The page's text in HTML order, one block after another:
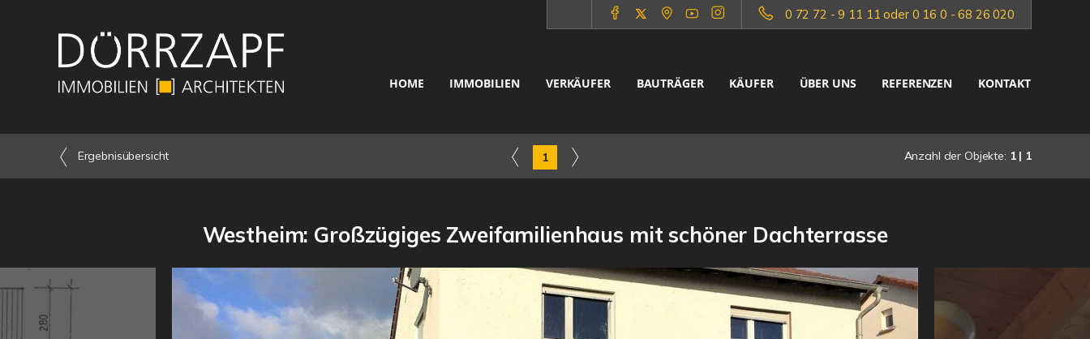
0 72 72 - 9 11 11 oder 0 16 0 - 68 26 020
HOME IMMOBILIEN VERKÄUFER BAUTRÄGER KÄUFER ÜBER UNS REFERENZEN KONTAKT
Ergebnisübersicht 1 Anzahl der Objekte: 1 | 1
Westheim: Großzügiges Zweifamilienhaus mit schöner Dachterrasse